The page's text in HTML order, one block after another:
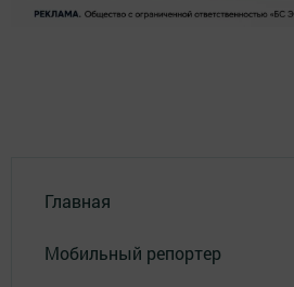
Главная
Мобильный репортер